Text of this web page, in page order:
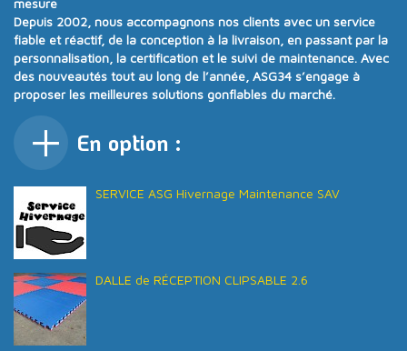
Depuis 2002 , nous accompagnons nos clients avec un service
fiable et réactif, de la conception à la livraison, en passant par la
personnalisation, la certification et le suivi de maintenance. Avec
des nouveautés tout au long de l’année , ASG34 s’engage à
proposer les meilleures solutions gonflables du marché.
En option :
SERVICE ASG Hivernage Maintenance SAV
DALLE de RÉCEPTION CLIPSABLE 2.6